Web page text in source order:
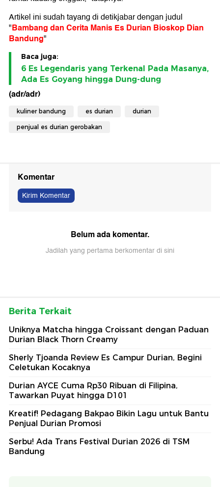
Artikel ini sudah tayang di detikjabar dengan judul
"Bambang dan Cerita Manis Es Durian Bioskop Dian
Bandung"
Baca juga:
6 Es Legendaris yang Terkenal Pada Masanya,
Ada Es Goyang hingga Dung-dung
(adr/adr)
kuliner bandung es durian durian
penjual es durian gerobakan
Komentar
Kirim Komentar
Belum ada komentar.
Jadilah yang pertama berkomentar di sini
Berita Terkait
Uniknya Matcha hingga Croissant dengan Paduan
Durian Black Thorn Creamy
Sherly Tjoanda Review Es Campur Durian, Begini
Celetukan Kocaknya
Durian AYCE Cuma Rp30 Ribuan di Filipina,
Tawarkan Puyat hingga D101
Kreatif! Pedagang Bakpao Bikin Lagu untuk Bantu
Penjual Durian Promosi
Serbu! Ada Trans Festival Durian 2026 di TSM
Bandung